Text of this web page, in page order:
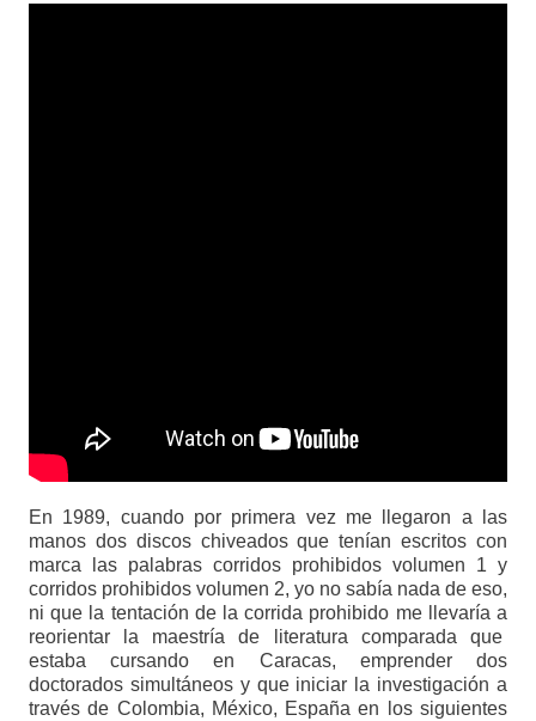
En 1989, cuando por primera vez me llegaron a las
manos dos discos chiveados que tenían escritos con
marca las palabras corridos prohibidos volumen 1 y
corridos prohibidos volumen 2, yo no sabía nada de eso,
ni que la tentación de la corrida prohibido me llevaría a
reorientar la maestría de literatura comparada que
estaba cursando en Caracas, emprender dos
doctorados simultáneos y que iniciar la investigación a
través de Colombia, México, España en los siguientes